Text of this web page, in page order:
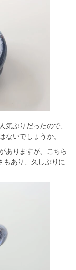
気ぶりだったので、
ないでしょうか。
ありますが、こちら
もあり、久しぶりに